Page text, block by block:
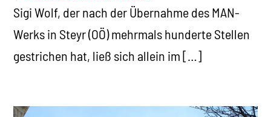
Sigi Wolf, der nach der Übernahme des MAN-
Werks in Steyr (OÖ) mehrmals hunderte Stellen
gestrichen hat, ließ sich allein im […]